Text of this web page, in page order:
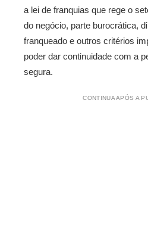
a lei de franquias que rege o
do negócio, parte burocrática,
franqueado e outros critérios
poder dar continuidade com a
segura.
CONTINUA APÓS A